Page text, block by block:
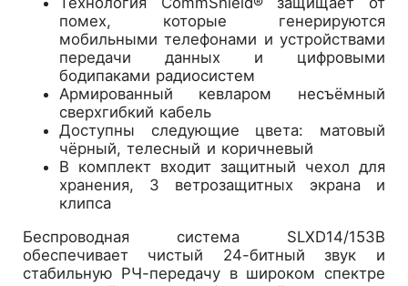
помех, которые генерируются
мобильными телефонами и устройствами
передачи данных и цифровыми
бодипаками радиосистем
Армированный кевларом несъёмный
сверхгибкий кабель
Доступны следующие цвета: матовый
чёрный, телесный и коричневый
В комплект входит защитный чехол для
хранения, 3 ветрозащитных экрана и
клипса
Беспроводная система SLXD14/153B
обеспечивает чистый 24-битный звук и
стабильную РЧ-передачу в широком спектре